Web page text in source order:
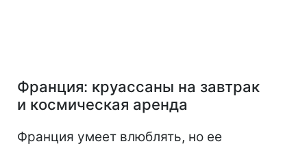
Франция: круассаны на завтрак
и космическая аренда
Франция умеет влюблять, но ее